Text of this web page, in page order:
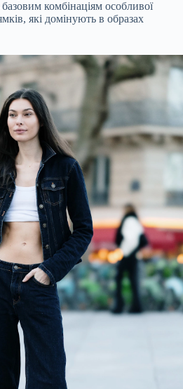
комбінаціям особливої
які домінують в образах